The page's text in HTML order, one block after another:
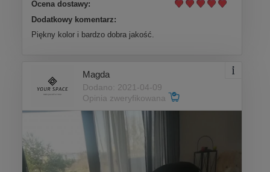
Ocena dostawy:
Dodatkowy komentarz:
Piękny kolor i bardzo dobra jakość.
Magda
Dodano: 2021-04-09
Opinia zweryfikowana